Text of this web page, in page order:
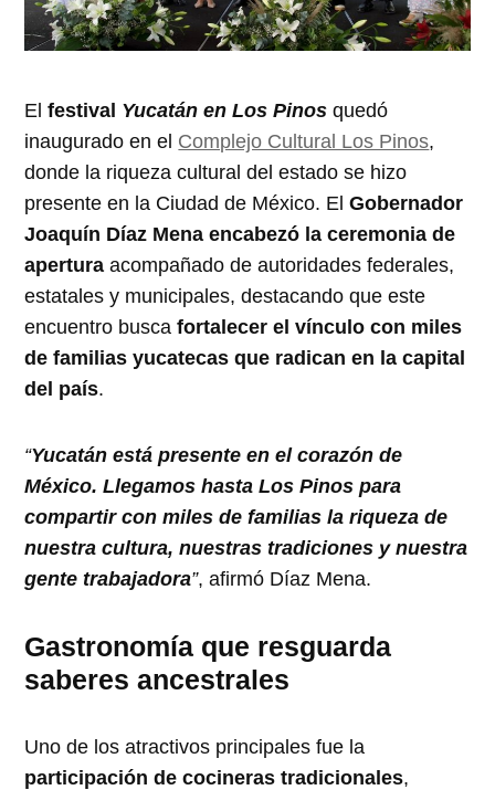
Elfestival Yucatán en Los Pinos quedó
inaugurado en el Complejo Cultural Los Pinos,
donde la riqueza cultural del estado se hizo
presente en la Ciudad de México. ElGobernador
Joaquín Díaz Mena encabezó la ceremonia de
apertura acompañado de autoridades federales,
estatales y municipales, destacando que este
encuentro buscafortalecer el vínculo con miles
de familias yucatecas que radican en la capital
del país.
“Yucatán está presente en el corazón de
México. Llegamos hasta Los Pinos para
compartir con miles de familias la riqueza de
nuestra cultura, nuestras tradiciones y nuestra
gente trabajadora”, afirmó Díaz Mena.
Gastronomía que resguarda
saberes ancestrales
Uno de los atractivos principales fue la
participación de cocineras tradicionales,